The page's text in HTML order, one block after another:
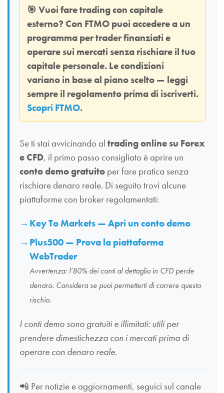
🎯 Vuoi fare trading con capitale
esterno? Con FTMO puoi accedere a un
programma per trader finanziati e
operare sui mercati senza rischiare il tuo
capitale personale. Le condizioni
variano in base al piano scelto — leggi
sempre il regolamento prima di iscriverti.
Scopri FTMO.
Se ti stai avvicinando al trading online su Forex
e CFD, il primo passo consigliato è aprire un
conto demo gratuito per fare pratica senza
rischiare denaro reale. Di seguito trovi alcune
piattaforme con broker regolamentati:
Key To Markets — Apri un conto demo
Plus500 — Prova la piattaforma
WebTrader
Avvertenza: l’80% dei conti al dettaglio in CFD perde
denaro. Considera se puoi permetterti di correre questo
rischio.
I conti demo sono gratuiti e illimitati: utili per
prendere dimestichezza con i mercati prima di
operare con denaro reale.
📲 Per notizie e aggiornamenti, seguici sul canale